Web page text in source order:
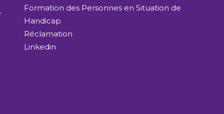
Formation des Personnes en Situation de
Handicap
Réclamation
Linkedin